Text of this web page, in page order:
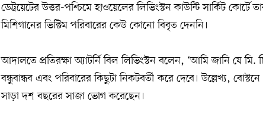
ডেট্রয়েটের উত্তর-পশ্চিমে হাওয়েলের লিভিংস্টন কাউন্টি সার্কিট
মিশিগানের ভিক্টিম পরিবারের কেউ কোনো বিবৃত দেননি।
আদালতে প্রতিরক্ষা অ্যাটর্নি বিল লিভিংস্টন বলেন, ‘আমি জানি যে
বন্ধুবান্ধব এবং পরিবারের কিছুটা নিকটবর্তী করে দেবে। উল্লেখ্য,
সাড়া দশ বছরের সাজা ভোগ করেছেন।